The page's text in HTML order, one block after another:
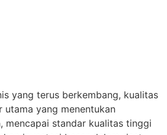
yang terus berkembang, kualitas
yang menentukan
mencapai standar kualitas tinggi